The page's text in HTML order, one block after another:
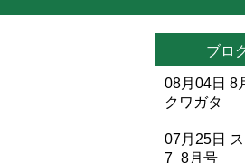
ブロ
08月04日 8
クワガタ
07月25日
7_8月号